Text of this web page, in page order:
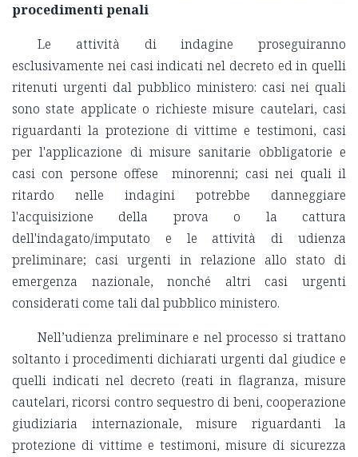
procedimenti penali
Le attività di indagine proseguiranno
esclusivamente nei casi indicati nel decreto ed in quelli
ritenuti urgenti dal pubblico ministero: casi nei quali
sono state applicate o richieste misure cautelari, casi
riguardanti la protezione di vittime e testimoni, casi
per l'applicazione di misure sanitarie obbligatorie e
casi con persone offese minorenni; casi nei quali il
ritardo nelle indagini potrebbe danneggiare
l'acquisizione della prova o la cattura
dell'indagato/imputato e le attività di udienza
preliminare; casi urgenti in relazione allo stato di
emergenza nazionale, nonché altri casi urgenti
considerati come tali dal pubblico ministero.
Nell’udienza preliminare e nel processo si trattano
soltanto i procedimenti dichiarati urgenti dal giudice e
quelli indicati nel decreto (reati in flagranza, misure
cautelari, ricorsi contro sequestro di beni, cooperazione
giudiziaria internazionale, misure riguardanti la
protezione di vittime e testimoni, misure di sicurezza